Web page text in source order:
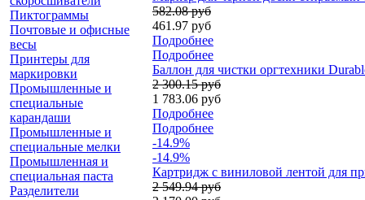
Пиктограммы
Почтовые и офисные
весы
Принтеры для
маркировки
Промышленные и
специальные
карандаши
Промышленные и
специальные мелки
Промышленная и
специальная паста
Разделители
582.08 руб
461.97 руб
Подробнее
Подробнее
Баллон для чистки оргтехники
2 300.15 руб
1 783.06 руб
Подробнее
Подробнее
-14.9%
-14.9%
Картридж c виниловой лентой для
2 549.94 руб